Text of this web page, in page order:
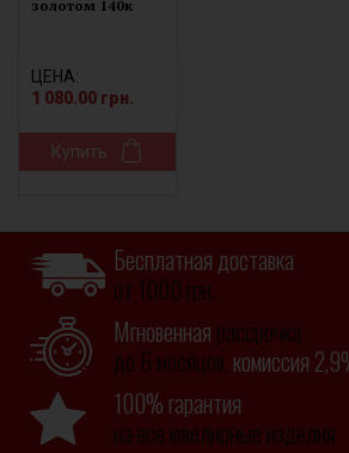
золотом 140к
ЦЕНА:
1 080.00 грн.
Купить
Бесплатная доставка
от 1000 грн.
Мгновенная рассрочка
до 6 месяцев, комиссия
100% гарантия
на все ювелирные изделия